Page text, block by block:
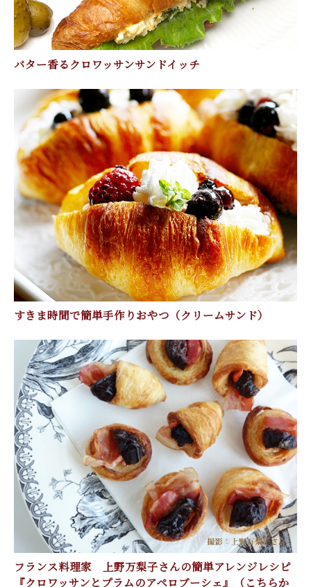
バター香るクロワッサンサンドイッチ
すきま時間で簡単手作りおやつ（クリームサンド）
フランス料理家 上野万梨子さんの簡単アレンジレシピ
『クロワッサンとプラムのアペロブーシェ』（こちらか